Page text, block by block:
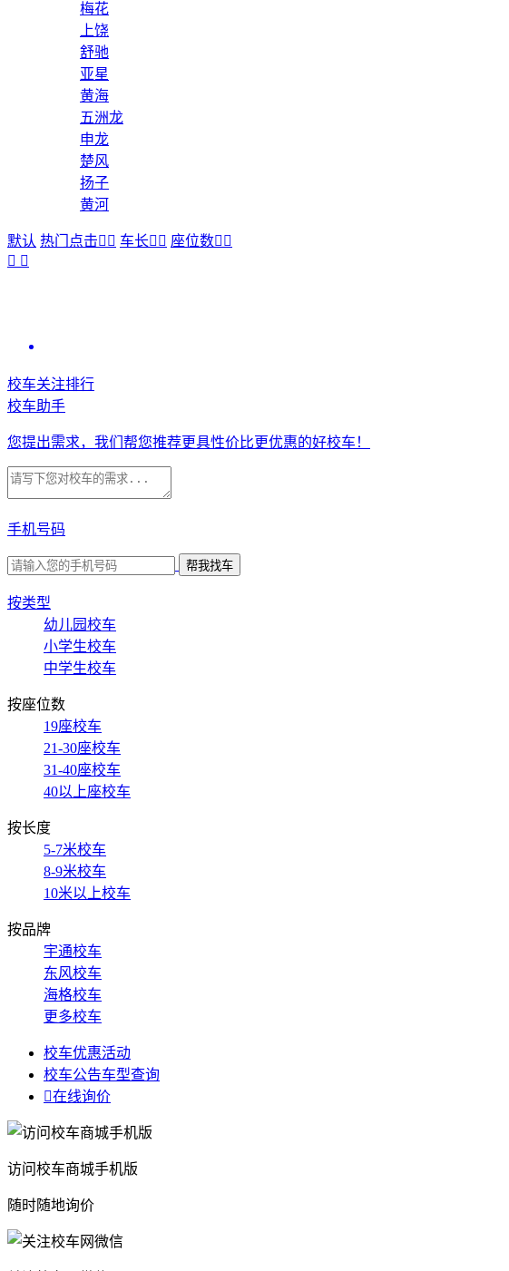
梅花
上饶
舒驰
亚星
黄海
五洲龙
申龙
楚风
扬子
黄河
默认 热门点击  车长  座位数 
 
校车关注排行
校车助手
您提出需求，我们帮您推荐更具性价比更优惠的好校车！
手机号码
按类型
幼儿园校车
小学生校车
中学生校车
按座位数
19座校车
21-30座校车
31-40座校车
40以上座校车
按长度
5-7米校车
8-9米校车
10米以上校车
按品牌
宇通校车
东风校车
海格校车
更多校车
校车优惠活动
校车公告车型查询
在线询价
访问校车商城手机版
随时随地询价